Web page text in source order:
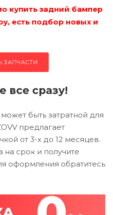
купить задний бампер
есть подбор новых и
ЗАПЧАСТИ
все сразу!
быть затратной для
предлагает
от 3-х до 12 месяцев.
срок и получите
оформления обратитесь